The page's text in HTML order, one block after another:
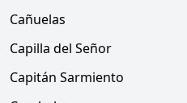
Cañuelas
Capilla del Señor
Capitán Sarmiento